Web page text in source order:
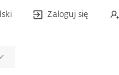
Zaloguj się